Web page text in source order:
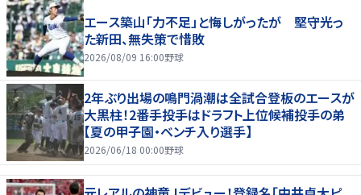
エース築山「力不足」と悔しがったが 堅守光っ
た新田、無失策で惜敗
2026/08/09 16:00野球
2年ぶり出場の鳴門渦潮は全試合登板のエースが
大黒柱！2番手投手はドラフト上位候補投手の弟
【夏の甲子園・ベンチ入り選手】
2026/06/18 00:00野球